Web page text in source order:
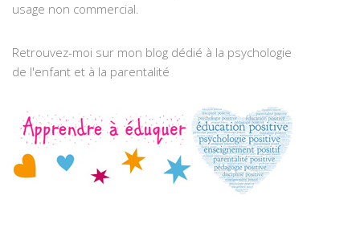
usage non commercial.
Retrouvez-moi sur mon blog dédié à la psychologie
de l'enfant et à la parentalité